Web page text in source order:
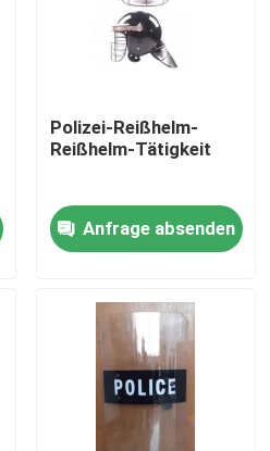
Polizei-Reißhelm-
Reißhelm-Tätigkeit
Anfrage absenden